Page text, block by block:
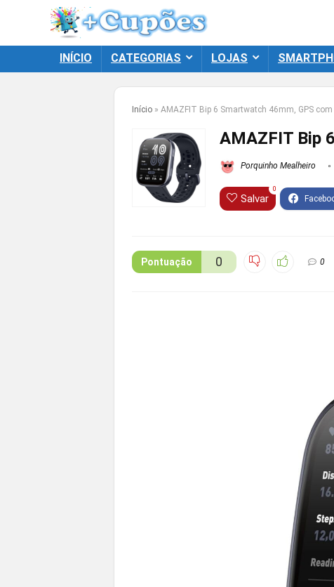
INÍCIO CATEGORIAS LOJAS
Início » AMAZFIT Bip 6 Smartwatch 46mm, GPS
AMAZFIT Bip
Porquinho Mealheiro
Salvar
0
Pontuação 0 0